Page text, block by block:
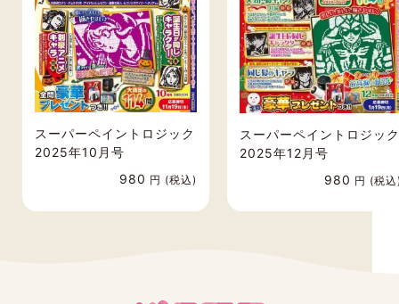
スーパーペイントロジック
2025年10月号
980 円 (税込)
スーパーペイントロジック
2025年12月号
980 円 (税